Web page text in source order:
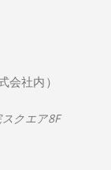
会社内）
クエア8F